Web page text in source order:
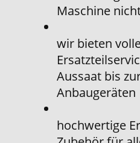
Maschine
wir bieten
Aussaat bis
Anbaugeräten
hochwertige